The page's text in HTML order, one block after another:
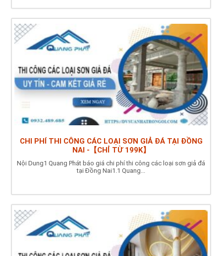
CHI PHÍ THI CÔNG CÁC LOẠI SƠN GIẢ ĐÁ TẠI ĐỒNG
NAI -【CHỈ TỪ 199K】
Nội Dung1 Quang Phát báo giá chi phí thi công các loại sơn giả đá
tại Đồng Nai1.1 Quang...